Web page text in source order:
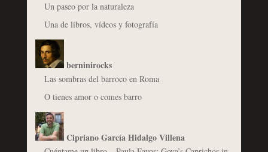
Un paseo por la naturaleza
Una de libros, vídeos y fotografía
berninirocks
Las sombras del barroco en Roma
O tienes amor o comes barro
Cipriano García Hidalgo Villena